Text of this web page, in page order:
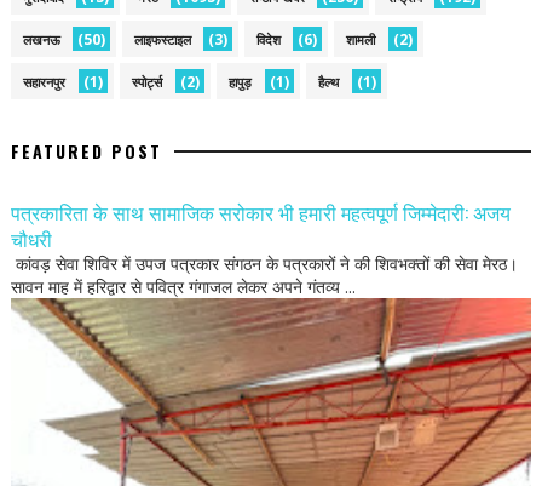
लखनऊ (50) लाइफस्टाइल (3) विदेश (6) शामली (2)
सहारनपुर (1) स्पोर्ट्स (2) हापुड़ (1) हैल्थ (1)
FEATURED POST
पत्रकारिता के साथ सामाजिक सरोकार भी हमारी महत्वपूर्ण जिम्मेदारी: अजय
चौधरी
कांवड़ सेवा शिविर में उपज पत्रकार संगठन के पत्रकारों ने की शिवभक्तों की सेवा मेरठ।
सावन माह में हरिद्वार से पवित्र गंगाजल लेकर अपने गंतव्य ...